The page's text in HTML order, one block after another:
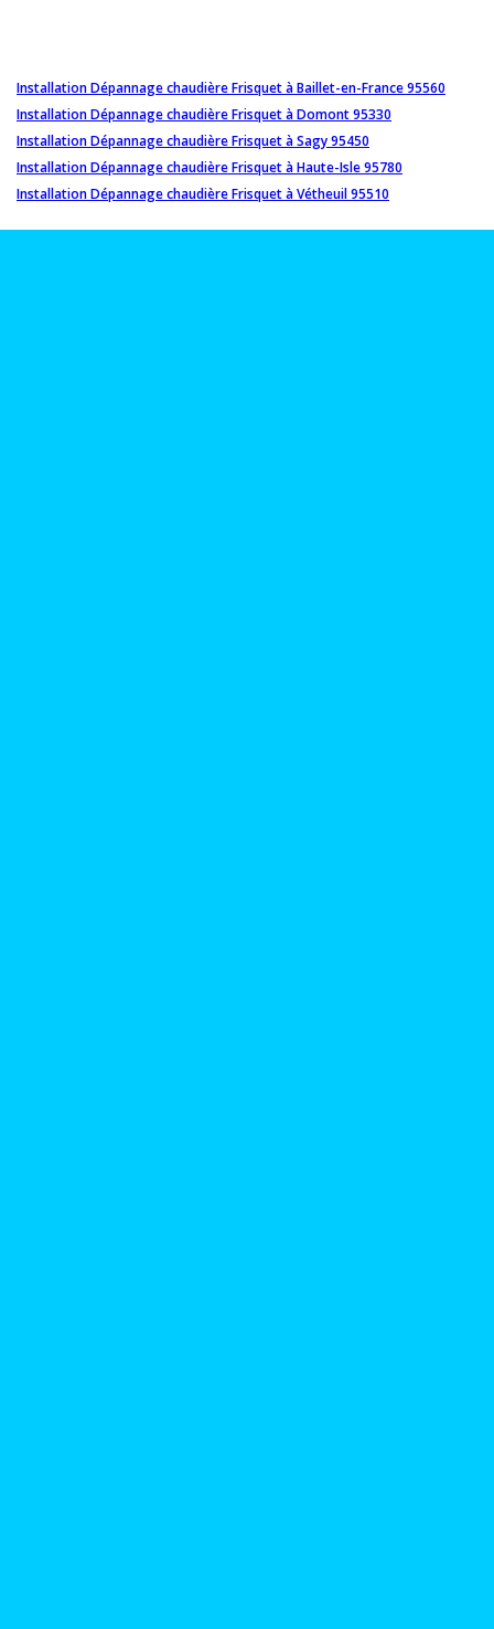
Installation Dépannage chaudière Frisquet à Baillet-en-France 95560
Installation Dépannage chaudière Frisquet à Domont 95330
Installation Dépannage chaudière Frisquet à Sagy 95450
Installation Dépannage chaudière Frisquet à Haute-Isle 95780
Installation Dépannage chaudière Frisquet à Vétheuil 95510